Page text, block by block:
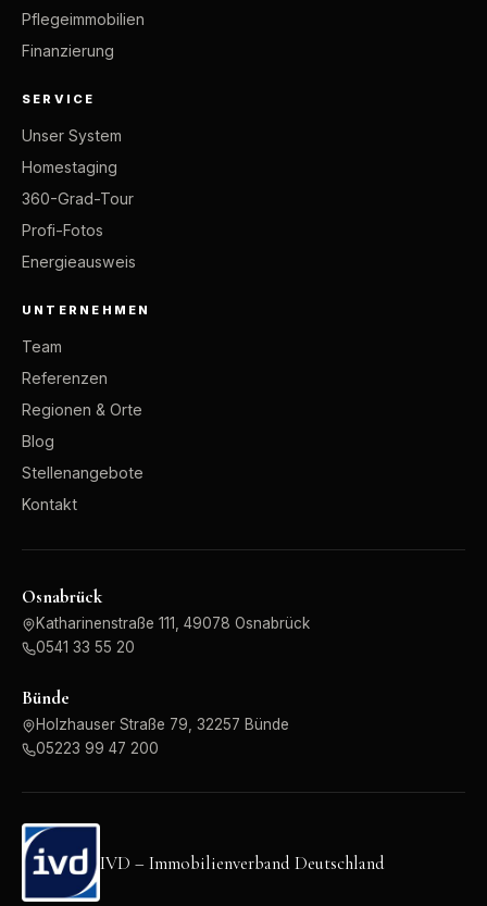
Pflegeimmobilien
Finanzierung
SERVICE
Unser System
Homestaging
360-Grad-Tour
Profi-Fotos
Energieausweis
UNTERNEHMEN
Team
Referenzen
Regionen & Orte
Blog
Stellenangebote
Kontakt
Osnabrück
Katharinenstraße 111, 49078 Osnabrück
0541 33 55 20
Bünde
Holzhauser Straße 79, 32257 Bünde
05223 99 47 200
IVD – Immobilienverband Deutschland